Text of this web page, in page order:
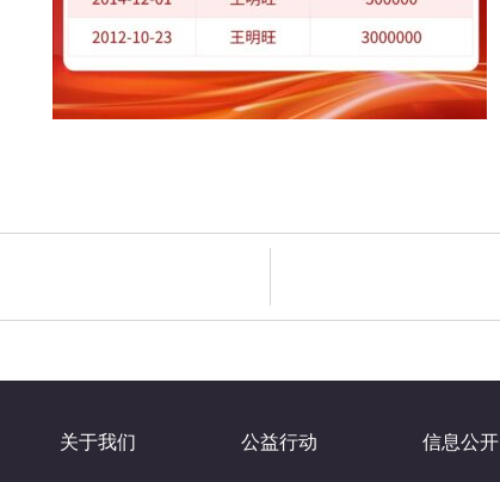
关于我们 公益行动 信息公开